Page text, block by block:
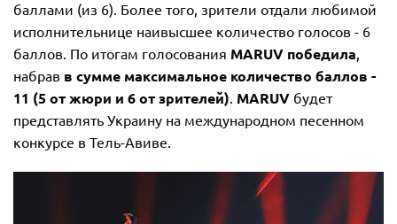
баллами (из 6). Более того, зрители отдали любимой
исполнительнице наивысшее количество голосов - 6
баллов. По итогам голосования MARUV победила
набрав в сумме максимальное количество баллов -
11 (5 от жюри и 6 от зрителей) MARUV будет
представлять Украину на международном песенном
конкурсе в Тель-Авиве.